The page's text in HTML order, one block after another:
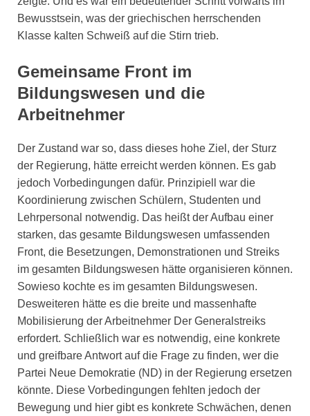
Bewusstsein, was der griechischen herrschenden
Klasse kalten Schweiß auf die Stirn trieb.
Gemeinsame Front im
Bildungswesen und die
Arbeitnehmer
Der Zustand war so, dass dieses hohe Ziel, der Sturz
der Regierung, hätte erreicht werden können. Es gab
jedoch Vorbedingungen dafür. Prinzipiell war die
Koordinierung zwischen Schülern, Studenten und
Lehrpersonal notwendig. Das heißt der Aufbau einer
starken, das gesamte Bildungswesen umfassenden
Front, die Besetzungen, Demonstrationen und Streiks
im gesamten Bildungswesen hätte organisieren können.
Sowieso kochte es im gesamten Bildungswesen.
Desweiteren hätte es die breite und massenhafte
Mobilisierung der Arbeitnehmer Der Generalstreiks
erfordert. Schließlich war es notwendig, eine konkrete
und greifbare Antwort auf die Frage zu finden, wer die
Partei Neue Demokratie (ND) in der Regierung ersetzen
könnte. Diese Vorbedingungen fehlten jedoch der
Bewegung und hier gibt es konkrete Schwächen, denen